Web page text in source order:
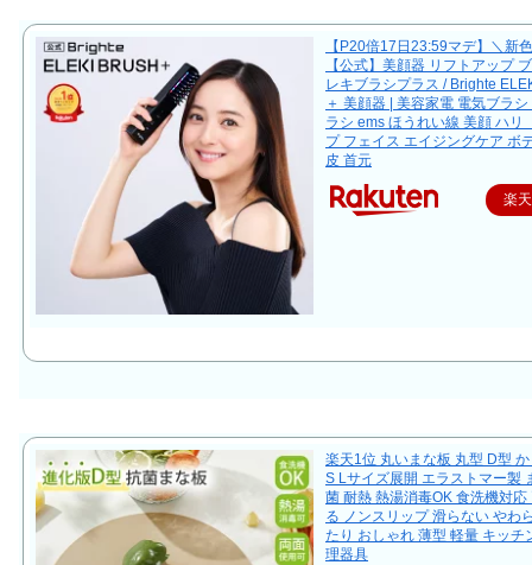
【P20倍17日23:59マデ】＼新
【公式】美顔器 リフトアップ
レキブラシプラス / Brighte
＋ 美顔器 | 美容家電 電気ブラ
ラシ ems ほうれい線 美顔 ハリ
プ フェイス エイジングケア ボ
皮 首元
楽
楽天1位 丸いまな板 丸型 D型
S Lサイズ展開 エラストマー製
菌 耐熱 熱湯消毒OK 食洗機対応
る ノンスリップ 滑らない やわ
たり おしゃれ 薄型 軽量 キッチ
理器具